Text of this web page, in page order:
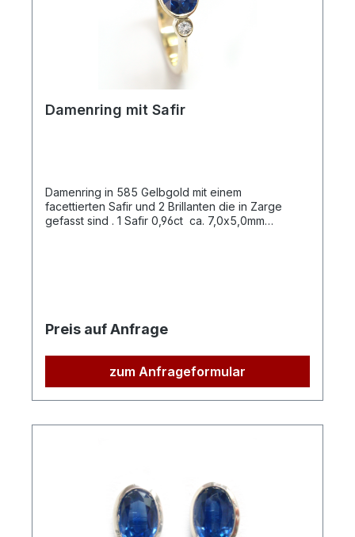
Damenring mit Safir
Damenring in 585 Gelbgold mit einem
facettierten Safir und 2 Brillanten die in Zarge
gefasst sind . 1 Safir 0,96ct ca. 7,0x5,0mm
Preis auf Anfrage
zum Anfrageformular